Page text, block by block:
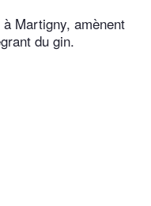
Martigny, amènent
du gin.